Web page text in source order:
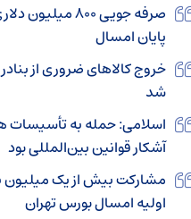
صرفه جویی ۸۰۰
پایان امسال
خروج کالاهای ضروری از
شد
اسلامی: حمله به تأسیسات
آشکار قوانین بین‌المللی بود
مشارکت بیش از یک میلیون
اولیه امسال بورس تهران